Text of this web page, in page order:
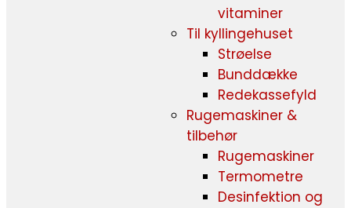
vitaminer
Til kyllingehuset
Strøelse
Bunddække
Redekassefyld
Rugemaskiner &
tilbehør
Rugemaskiner
Termometre
Desinfektion og